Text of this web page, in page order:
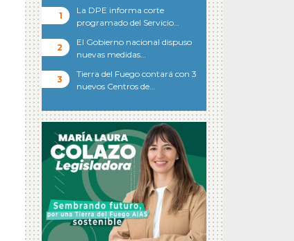
La DPE informa corte
programado del Servicio…
El Gobierno nacional dispuso
nuevas medidas…
Tierra del Fuego contará con 3
nuevos Centros de…